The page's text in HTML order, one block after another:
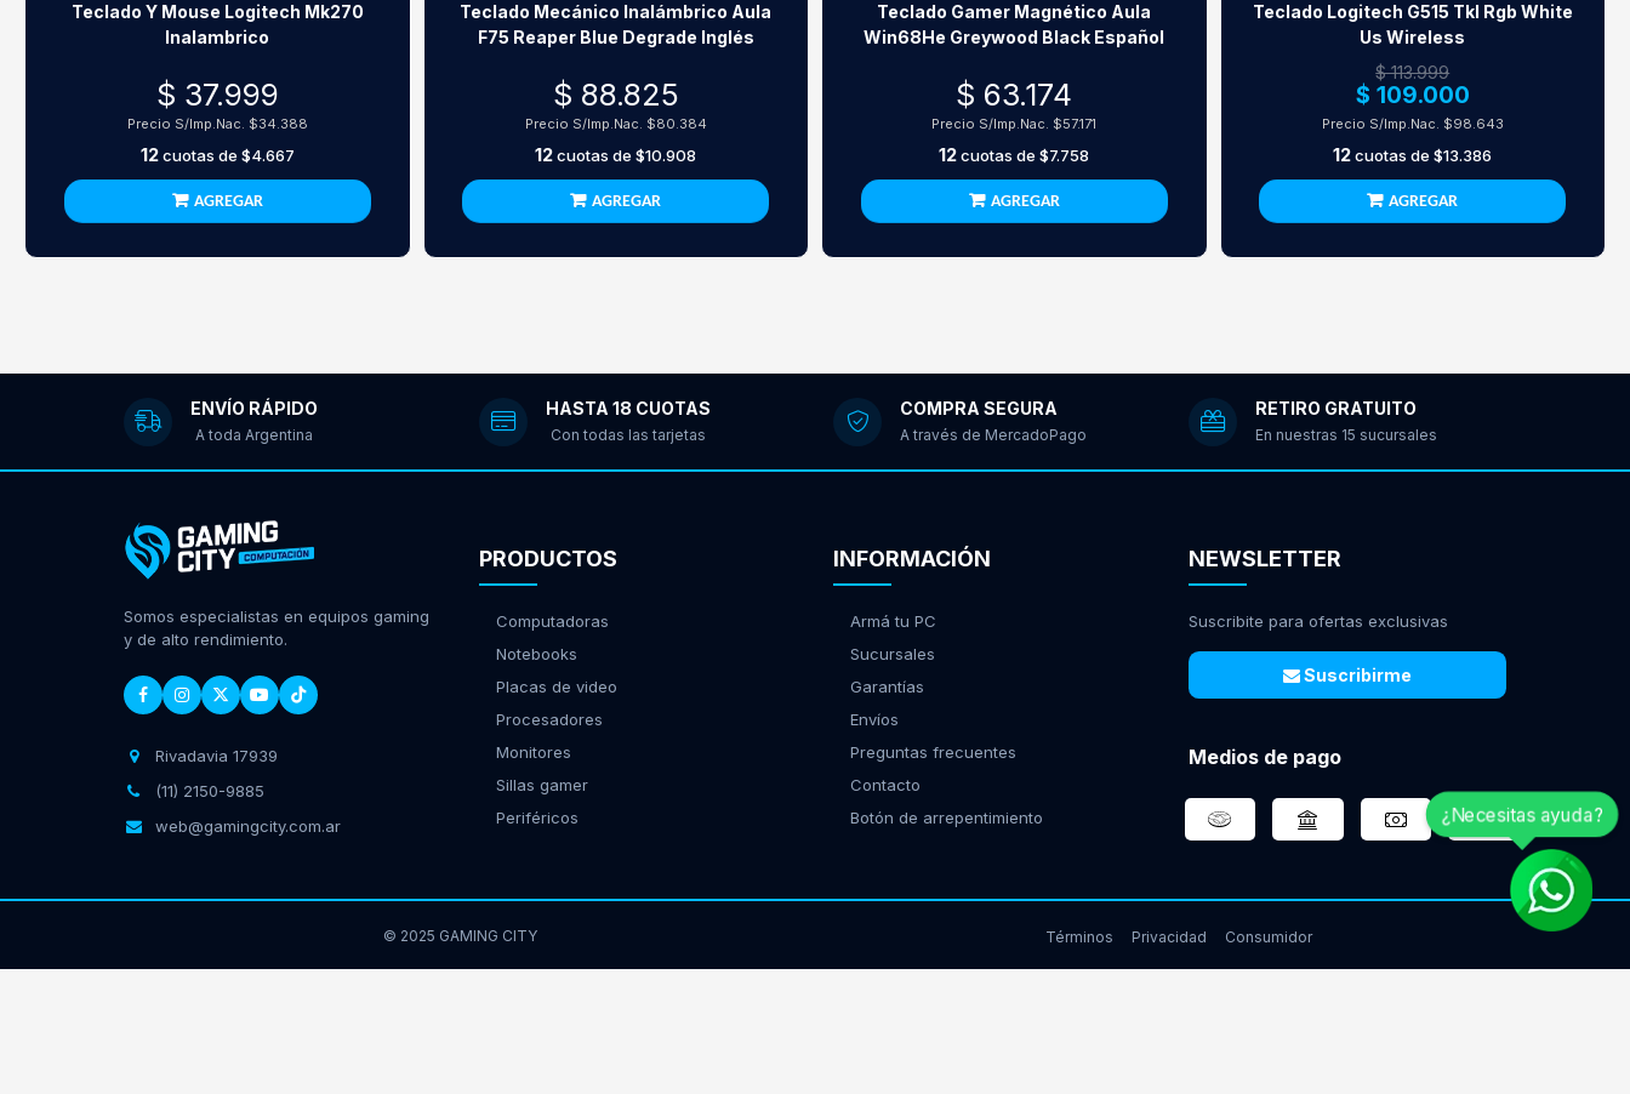
Teclado Y Mouse Logitech Mk270
Inalambrico
$ 37.999
Precio S/Imp.Nac. $34.388
12cuotas de $4.667
AGREGAR
Teclado Mecánico Inalámbrico Aula
F75 Reaper Blue Degrade Inglés
$ 88.825
Precio S/Imp.Nac. $80.384
12cuotas de$10.908
AGREGAR
Teclado Gamer Magnético Aula
Win68He Greywood Black Español
$ 63.174
Precio S/Imp.Nac. $57.171
12cuotas de$7.758
AGREGAR
Teclado Logitech G515 Tkl Rgb White
Us Wireless
$ 113.999
$ 109.000
Precio S/Imp.Nac. $98.643
12cuotas de$13.386
AGREGAR
ENVÍO RÁPIDO
A toda Argentina
HASTA 18 CUOTAS
Con todas las tarjetas
COMPRA SEGURA
A través de MercadoPago
RETIRO GRATUITO
En nuestras 15 sucursales
Somos especialistas en equipos gaming
y de alto rendimiento.
Rivadavia 17939
(11) 2150-9885
web@gamingcity.com.ar
PRODUCTOS
Computadoras
Notebooks
Placas de video
Procesadores
Monitores
Sillas gamer
Periféricos
INFORMACIÓN
Armá tu PC
Sucursales
Garantías
Envíos
Preguntas frecuentes
Contacto
Botón de arrepentimiento
NEWSLETTER
Suscribite para ofertas exclusivas
Suscribirme
Medios de pago
© 2025 GAMING CITY Términos Privacidad Consumidor
¿Necesitas ayuda?